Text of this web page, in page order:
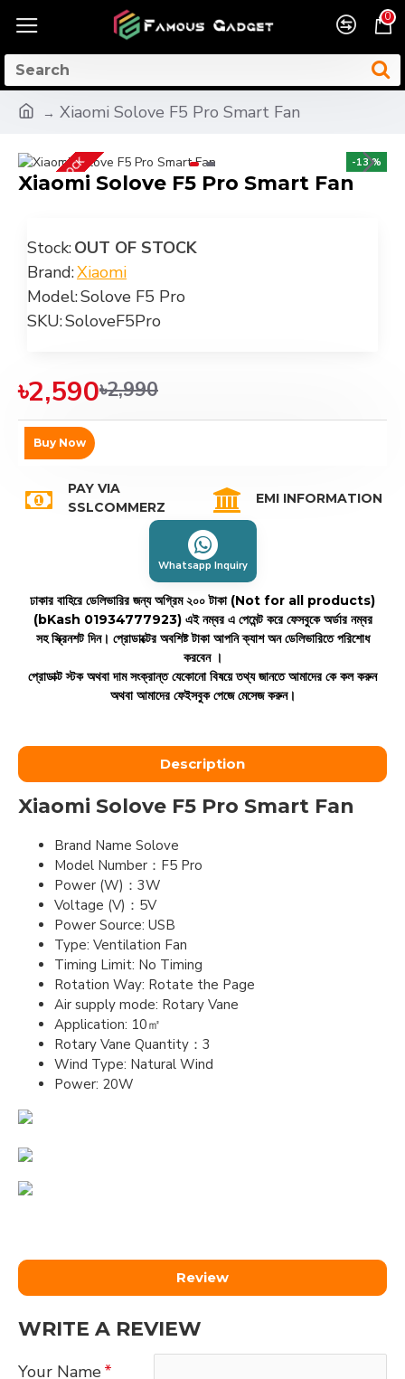
0
Xiaomi Solove F5 Pro Smart Fan
-13 %
OUT OF STOCK
Xiaomi Solove F5 Pro Smart Fan
Stock:OUT OF STOCK
Brand:Xiaomi
Model:Solove F5 Pro
SKU:SoloveF5Pro
৳2,590৳2,990
Buy Now
PAY VIA
SSLCOMMERZ
EMI INFORMATION
Whatsapp Inquiry
ঢাকার বাহিরে ডেলিভারির জন্য অগ্রিম ২০০ টাকা (Not for all products)
(bKash 01934777923) এই নম্বর এ পেমেন্ট করে ফেসবুকে অর্ডার নম্বর
সহ স্ক্রিনশট দিন। প্রোডাক্টের অবশিষ্ট টাকা আপনি ক্যাশ অন ডেলিভারিতে পরিশোধ
করবেন ।
প্রোডাক্ট স্টক অথবা দাম সংক্রান্ত যেকোনো বিষয়ে তথ্য জানতে আমাদের কে কল করুন
অথবা আমাদের ফেইসবুক পেজে মেসেজ করুন।
Description
Xiaomi Solove F5 Pro Smart Fan
Brand Name Solove
Model Number：F5 Pro
Power (W)：3W
Voltage (V)：5V
Power Source: USB
Type: Ventilation Fan
Timing Limit: No Timing
Rotation Way: Rotate the Page
Air supply mode: Rotary Vane
Application: 10㎡
Rotary Vane Quantity：3
Wind Type: Natural Wind
Power: 20W
Review
WRITE A REVIEW
Your Name